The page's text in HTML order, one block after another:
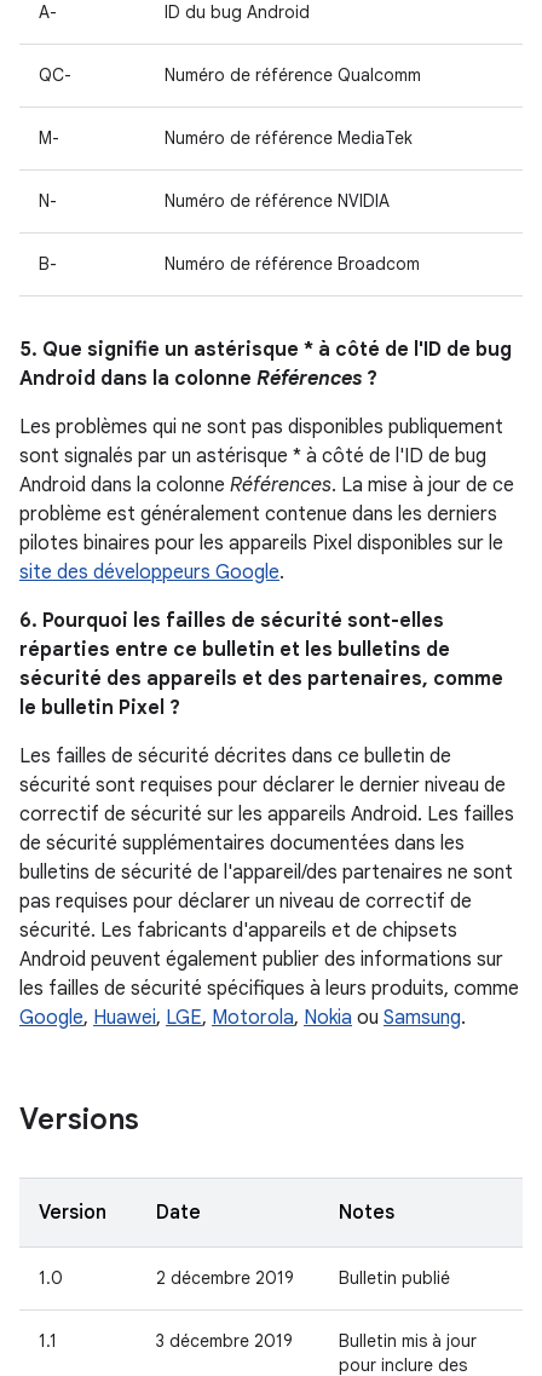
A- ID du bug Android
QC- Numéro de référence Qualcomm
M- Numéro de référence MediaTek
N- Numéro de référence NVIDIA
B- Numéro de référence Broadcom
5. Que signifie un astérisque * à côté de l'ID de bug
Android dans la colonne Références ?
Les problèmes qui ne sont pas disponibles publiquement
sont signalés par un astérisque * à côté de l'ID de bug
Android dans la colonne Références. La mise à jour de ce
problème est généralement contenue dans les derniers
pilotes binaires pour les appareils Pixel disponibles sur le
site des développeurs Google.
6. Pourquoi les failles de sécurité sont-elles
réparties entre ce bulletin et les bulletins de
sécurité des appareils et des partenaires, comme
le bulletin Pixel ?
Les failles de sécurité décrites dans ce bulletin de
sécurité sont requises pour déclarer le dernier niveau de
correctif de sécurité sur les appareils Android. Les failles
de sécurité supplémentaires documentées dans les
bulletins de sécurité de l'appareil/des partenaires ne sont
pas requises pour déclarer un niveau de correctif de
sécurité. Les fabricants d'appareils et de chipsets
Android peuvent également publier des informations sur
les failles de sécurité spécifiques à leurs produits, comme
Google, Huawei, LGE, Motorola, Nokia ou Samsung.
Versions
Version Date Notes
1.0 2 décembre 2019 Bulletin publié
1.1 3 décembre 2019
Bulletin mis à jour
pour inclure des